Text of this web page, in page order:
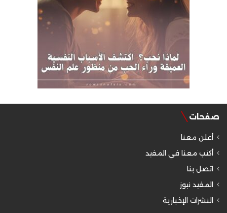
صفحات
أعلن معنا
أكتب معنا في المفيد
اتصل بنا
المفيد نيوز
النشرات الإخبارية